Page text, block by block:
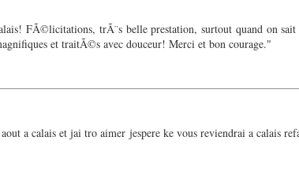
FÃ©licitations, trÃ¨s belle prestation, surtout quand on
et traitÃ©s avec douceur! Merci et bon courage."
a calais et jai tro aimer jespere ke vous reviendrai a calais